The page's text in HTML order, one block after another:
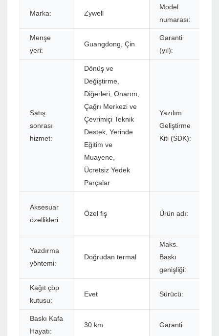
Marka: Zywell
Model
numarası:
Menşe
yeri:
Guangdong, Çin
Garanti
(yıl):
Satış
sonrası
hizmet:
Dönüş ve
Değiştirme,
Diğerleri, Onarım,
Çağrı Merkezi ve
Çevrimiçi Teknik
Destek, Yerinde
Eğitim ve
Muayene,
Ücretsiz Yedek
Parçalar
Yazılım
Geliştirme
Kiti (SDK):
Aksesuar
özellikleri:
Özel fiş Ürün adı:
Yazdırma
yöntemi:
Doğrudan termal
Maks.
Baskı
genişliği:
Kağıt çöp
kutusu:
Evet Sürücü:
Baskı Kafa
Hayatı:
30 km Garanti: